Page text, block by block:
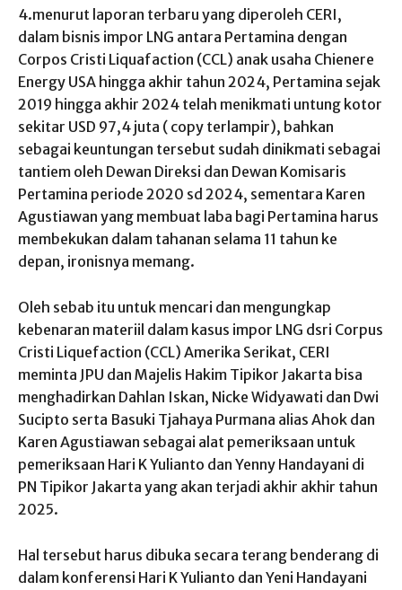
4.menurut laporan terbaru yang diperoleh CERI,
dalam bisnis impor LNG antara Pertamina dengan
Corpos Cristi Liquafaction (CCL) anak usaha Chienere
Energy USA hingga akhir tahun 2024, Pertamina sejak
2019 hingga akhir 2024 telah menikmati untung kotor
sekitar USD 97,4 juta ( copy terlampir), bahkan
sebagai keuntungan tersebut sudah dinikmati sebagai
tantiem oleh Dewan Direksi dan Dewan Komisaris
Pertamina periode 2020 sd 2024, sementara Karen
Agustiawan yang membuat laba bagi Pertamina harus
membekukan dalam tahanan selama 11 tahun ke
depan, ironisnya memang.
Oleh sebab itu untuk mencari dan mengungkap
kebenaran materiil dalam kasus impor LNG dsri Corpus
Cristi Liquefaction (CCL) Amerika Serikat, CERI
meminta JPU dan Majelis Hakim Tipikor Jakarta bisa
menghadirkan Dahlan Iskan, Nicke Widyawati dan Dwi
Sucipto serta Basuki Tjahaya Purmana alias Ahok dan
Karen Agustiawan sebagai alat pemeriksaan untuk
pemeriksaan Hari K Yulianto dan Yenny Handayani di
PN Tipikor Jakarta yang akan terjadi akhir akhir tahun
2025.
Hal tersebut harus dibuka secara terang benderang di
dalam konferensi Hari K Yulianto dan Yeni Handayani